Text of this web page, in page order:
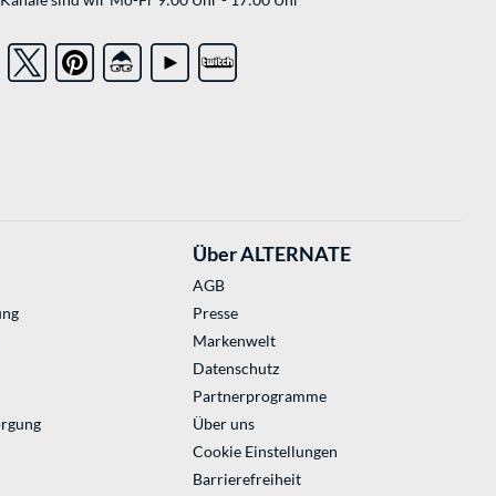
Über ALTERNATE
AGB
Presse
Markenwelt
Datenschutz
Partnerprogramme
Über uns
Cookie Einstellungen
Barrierefreiheit